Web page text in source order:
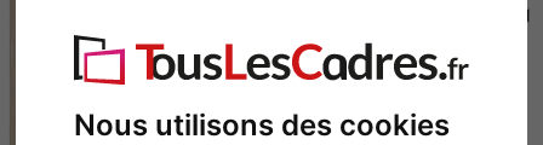
Nous utilisons des cookies